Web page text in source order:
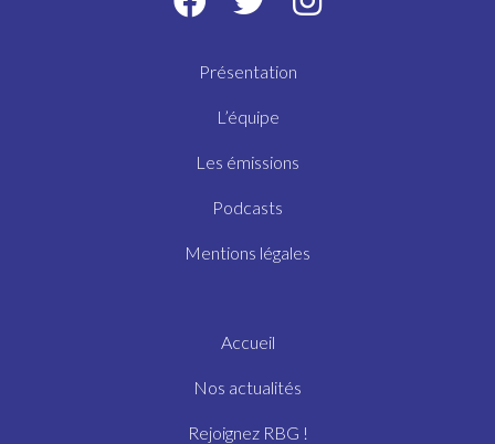
Présentation
L’équipe
Les émissions
Podcasts
Mentions légales
Accueil
Nos actualités
Rejoignez RBG !